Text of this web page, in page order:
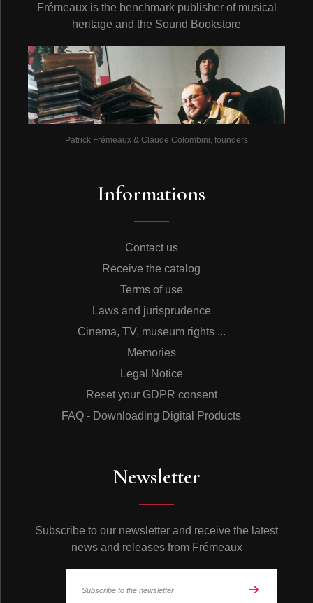
Frémeaux is the benchmark publisher of musical
heritage and the Sound Bookstore
Patrick Frémeaux & Claude Colombini, founders
Informations
Contact us
Receive the catalog
Terms of use
Laws and jurisprudence
Cinema, TV, museum rights ...
Memories
Legal Notice
Reset your GDPR consent
FAQ - Downloading Digital Products
Newsletter
Subscribe to our newsletter and receive the latest
news and releases from Frémeaux